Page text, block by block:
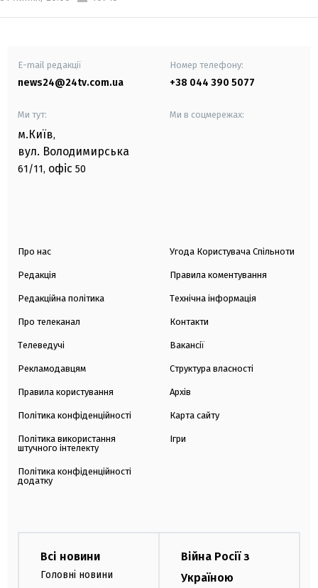
E-mail редакції
news24@24tv.com.ua
Номер телефону:
+38 044 390 5077
Ми тут:
м.Київ,
вул. Володимирська
61/11, офіс 50
Ми в соцмережах:
Про нас
Редакція
Редакційна політика
Про телеканал
Телеведучі
Рекламодавцям
Правила користування
Політика конфіденційності
Політика використання
штучного інтелекту
Політика конфіденційності
додатку
Угода Користувача Спільноти
Правила коментування
Технічна інформація
Контакти
Вакансії
Структура власності
Архів
Карта сайту
Ігри
Всі новини
Головні новини
Війна Росії з
Україною